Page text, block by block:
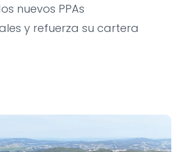
nuevos PPAs
y refuerza su cartera